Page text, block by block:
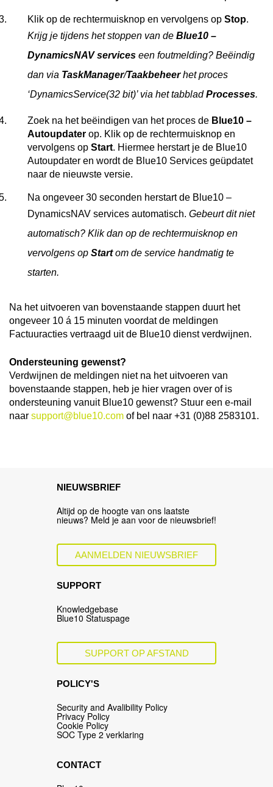
Klik op de rechtermuisknop en vervolgens op Stop.
Krijg je tijdens het stoppen van de Blue10 –
DynamicsNAV services een foutmelding? Beëindig
dan via TaskManager/Taakbeheerhet proces
‘DynamicsService(32 bit)’ via het tabbladProcesses.
Zoek na het beëindigen van het proces de Blue10 –
Autoupdater op. Klik op de rechtermuisknop en
vervolgens op Start. Hiermee herstart je de Blue10
Autoupdater en wordt de Blue10 Services geüpdatet
naar de nieuwste versie.
Na ongeveer 30 seconden herstart de Blue10 –
DynamicsNAV services automatisch. Gebeurt dit niet
automatisch? Klik dan op de rechtermuisknop en
vervolgens op Startom de service handmatig te
starten.
Na het uitvoeren van bovenstaande stappen duurt het
ongeveer 10 á 15 minuten voordat de meldingen
Factuuracties vertraagd uit de Blue10 dienst verdwijnen.
Ondersteuning gewenst?
Verdwijnen de meldingen niet na het uitvoeren van
bovenstaande stappen, heb je hier vragen over of is
ondersteuning vanuit Blue10 gewenst? Stuur een e-mail
naar support@blue10.com of bel naar +31 (0)88 2583101.
NIEUWSBRIEF
Altijd op de hoogte van ons laatste
nieuws? Meld je aan voor de nieuwsbrief!
AANMELDEN NIEUWSBRIEF
SUPPORT
Knowledgebase
Blue10 Statuspage
SUPPORT OP AFSTAND
POLICY'S
Security and Avalibility Policy
Privacy Policy
Cookie Policy
SOC Type 2 verklaring
CONTACT